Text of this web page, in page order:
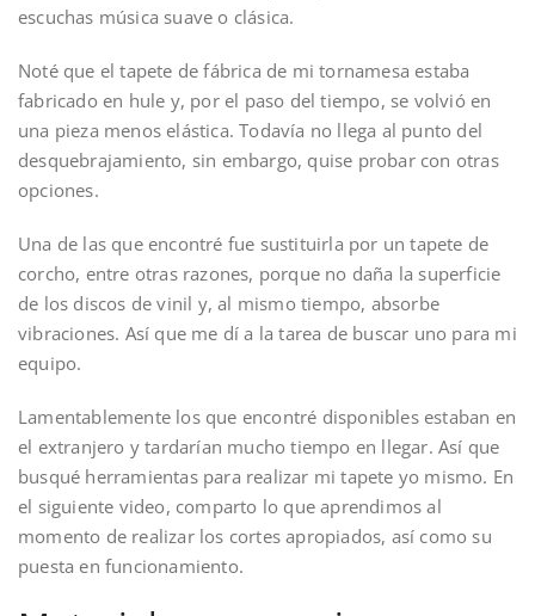
escuchas música suave o clásica.
Noté que el tapete de fábrica de mi tornamesa estaba
fabricado en hule y, por el paso del tiempo, se volvió en
una pieza menos elástica. Todavía no llega al punto del
desquebrajamiento, sin embargo, quise probar con otras
opciones.
Una de las que encontré fue sustituirla por un tapete de
corcho, entre otras razones, porque no daña la superficie
de los discos de vinil y, al mismo tiempo, absorbe
vibraciones. Así que me dí a la tarea de buscar uno para mi
equipo.
Lamentablemente los que encontré disponibles estaban en
el extranjero y tardarían mucho tiempo en llegar. Así que
busqué herramientas para realizar mi tapete yo mismo. En
el siguiente video, comparto lo que aprendimos al
momento de realizar los cortes apropiados, así como su
puesta en funcionamiento.